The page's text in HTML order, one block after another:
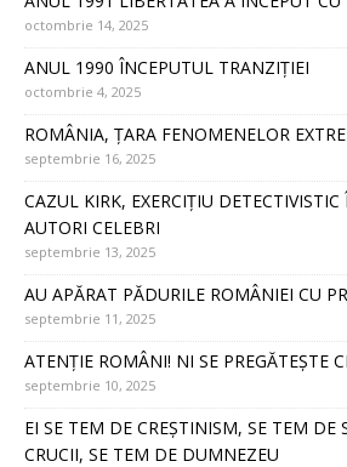
octombrie 14, 2025
ANUL 1990 ÎNCEPUTUL TRANZIȚIEI
octombrie 4, 2025
ROMÂNIA, ȚARA FENOMENELOR
septembrie 16, 2025
CAZUL KIRK, EXERCIȚIU
AUTORI CELEBRI
septembrie 13, 2025
AU APĂRAT PĂDURILE ROMÂNIEI CU
septembrie 11, 2025
ATENȚIE ROMÂNI! NI SE PREGĂTEȘTE
septembrie 10, 2025
EI SE TEM DE CREȘTINISM, SE TEM DE
CRUCII, SE TEM DE DUMNEZEU